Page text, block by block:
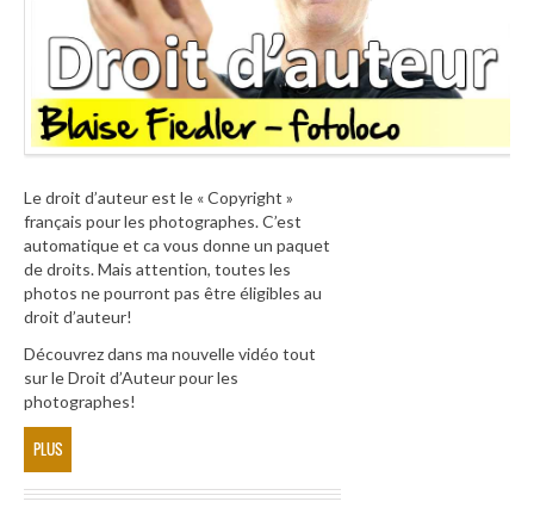
Le droit d’auteur est le « Copyright »
français pour les photographes. C’est
automatique et ca vous donne un paquet
de droits. Mais attention, toutes les
photos ne pourront pas être éligibles au
droit d’auteur!
Découvrez dans ma nouvelle vidéo tout
sur le Droit d’Auteur pour les
photographes!
PLUS